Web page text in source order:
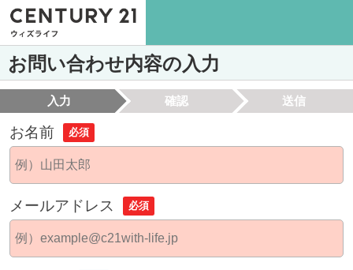
お問い合わせ内容の入力
入力 確認 送信
お名前 必須
メールアドレス 必須